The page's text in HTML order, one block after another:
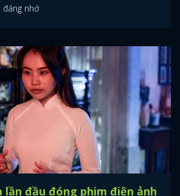
nhớ
lần đầu đóng phim điện ảnh